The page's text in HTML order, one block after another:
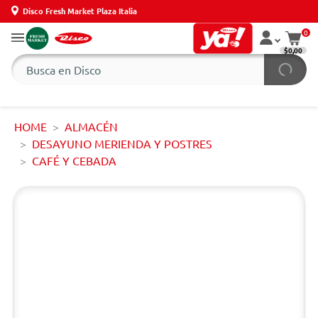
Disco Fresh Market Plaza Italia
0
$0,00
HOME
ALMACÉN
DESAYUNO MERIENDA Y POSTRES
CAFÉ Y CEBADA